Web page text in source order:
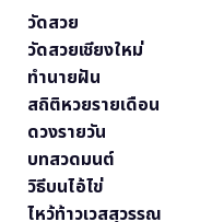
วัดสวย
วัดสวยเชียงใหม่
ทำนายฝัน
สถิติหวยรายเดือน
ดวงรายวัน
บทสวดมนต์
วิธีบนไอ้ไข่
ไหว้ท้าวเวสสุวรรณ